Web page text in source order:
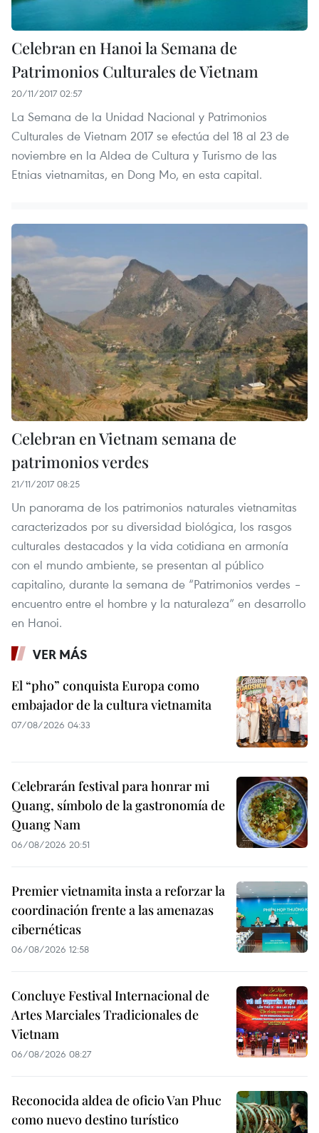
Celebran en Hanoi la Semana de
Patrimonios Culturales de Vietnam
20/11/2017 02:57
La Semana de la Unidad Nacional y Patrimonios
Culturales de Vietnam 2017 se efectúa del 18 al 23 de
noviembre en la Aldea de Cultura y Turismo de las
Etnias vietnamitas, en Dong Mo, en esta capital.
Celebran en Vietnam semana de
patrimonios verdes
21/11/2017 08:25
Un panorama de los patrimonios naturales vietnamitas
caracterizados por su diversidad biológica, los rasgos
culturales destacados y la vida cotidiana en armonía
con el mundo ambiente, se presentan al público
capitalino, durante la semana de “Patrimonios verdes –
encuentro entre el hombre y la naturaleza” en desarrollo
en Hanoi.
VER MÁS
El “pho” conquista Europa como
embajador de la cultura vietnamita
07/08/2026 04:33
Celebrarán festival para honrar mi
Quang, símbolo de la gastronomía de
Quang Nam
06/08/2026 20:51
Premier vietnamita insta a reforzar la
coordinación frente a las amenazas
cibernéticas
06/08/2026 12:58
Concluye Festival Internacional de
Artes Marciales Tradicionales de
Vietnam
06/08/2026 08:27
Reconocida aldea de oficio Van Phuc
como nuevo destino turístico